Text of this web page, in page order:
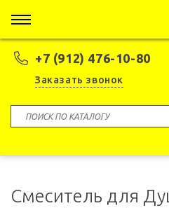
+7 (912) 476-10-80
Заказать звонок
Смеситель для